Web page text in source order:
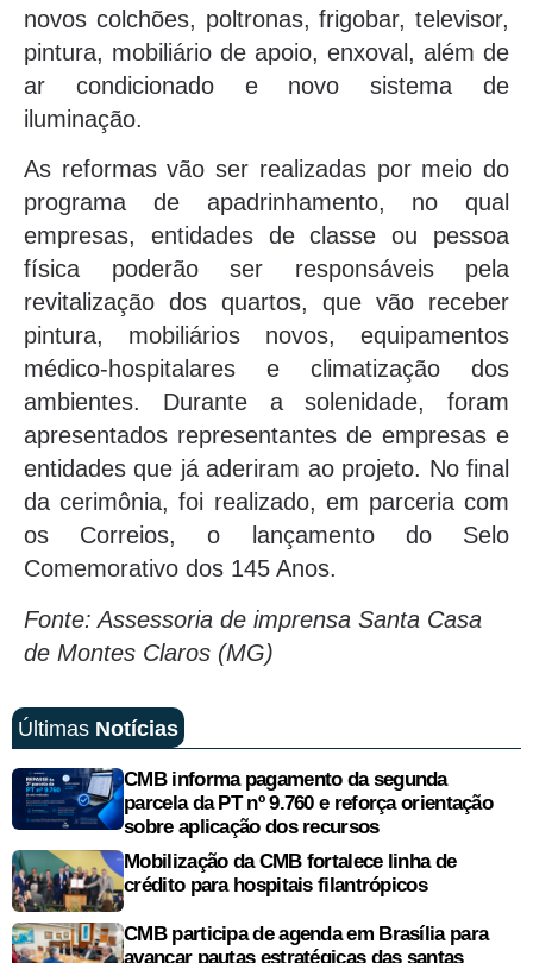
novos colchões, poltronas, frigobar, televisor,
pintura, mobiliário de apoio, enxoval, além de
ar condicionado e novo sistema de
iluminação.
As reformas vão ser realizadas por meio do
programa de apadrinhamento, no qual
empresas, entidades de classe ou pessoa
física poderão ser responsáveis pela
revitalização dos quartos, que vão receber
pintura, mobiliários novos, equipamentos
médico-hospitalares e climatização dos
ambientes. Durante a solenidade, foram
apresentados representantes de empresas e
entidades que já aderiram ao projeto. No final
da cerimônia, foi realizado, em parceria com
os Correios, o lançamento do Selo
Comemorativo dos 145 Anos.
Fonte: Assessoria de imprensa Santa Casa
de Montes Claros (MG)
Últimas Notícias
CMB informa pagamento da segunda
parcela da PT nº 9.760 e reforça orientação
sobre aplicação dos recursos
Mobilização da CMB fortalece linha de
crédito para hospitais filantrópicos
CMB participa de agenda em Brasília para
avançar pautas estratégicas das santas